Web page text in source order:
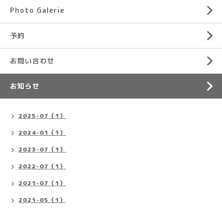
Photo Galerie
予約
お問い合わせ
お知らせ
2025-07（1）
2024-01（1）
2023-07（1）
2022-07（1）
2021-07（1）
2021-05（1）